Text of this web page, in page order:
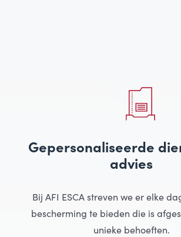
Gepersonaliseerde
advies
Bij AFI ESCA streven we er elke
bescherming te bieden die is
unieke behoeften.